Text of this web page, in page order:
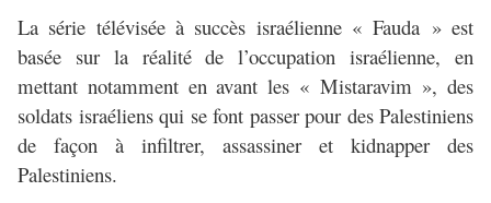
La série télévisée à succès israélienne « Fauda » est
basée sur la réalité de l’occupation israélienne, en
mettant notamment en avant les « Mistaravim », des
soldats israéliens qui se font passer pour des Palestiniens
de façon à infiltrer, assassiner et kidnapper des
Palestiniens.